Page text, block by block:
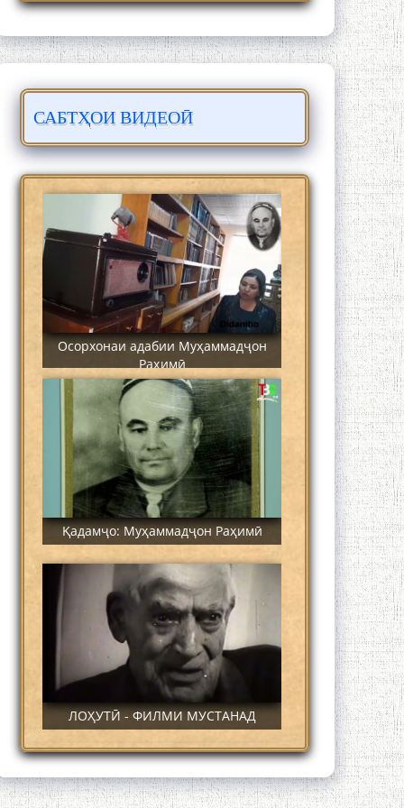
САБТҲОИ ВИДЕОӢ
Сайре дар Осорхона Муҳаммадҷон
Раҳимӣ
Осорхонаи адабии Муҳаммадҷон
Раҳимӣ
Қадамҷо: Муҳаммадҷон Раҳимӣ
ЛОҲУТӢ - ФИЛМИ МУСТАНАД